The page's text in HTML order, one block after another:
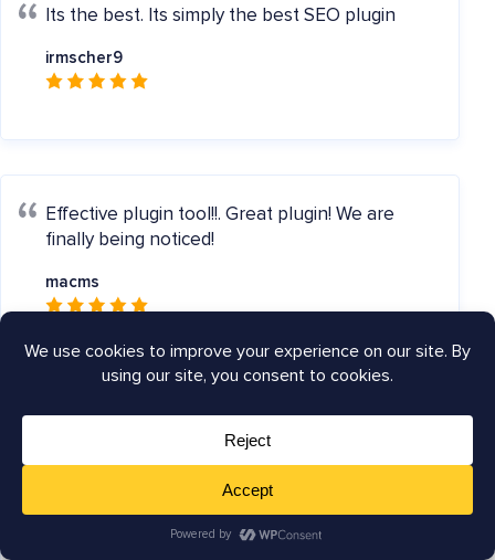
Its the best. Its simply the best SEO plugin
irmscher9
Effective plugin tool!!. Great plugin! We are
finally being noticed!
macms
Best SEO Plugin.The All in One SEO plugin is
the very best WordPress SEO plugin that I
know of right now. It helps improve the search
engine optimization of any website with ease.